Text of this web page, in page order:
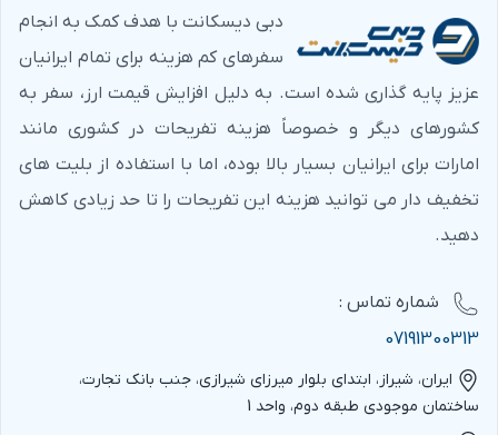
دبی دیسکانت با هدف کمک به انجام
سفرهای کم هزینه برای تمام ایرانیان
عزیز پایه گذاری شده است. به دلیل افزایش قیمت ارز، سفر به
کشورهای دیگر و خصوصاً هزینه تفریحات در کشوری مانند
امارات برای ایرانیان بسیار بالا بوده، اما با استفاده از بلیت های
تخفیف دار می توانید هزینه این تفریحات را تا حد زیادی کاهش
دهید.
شماره‌ تماس :
07191300313
ایران، شیراز، ابتدای بلوار میرزای شیرازی، جنب بانک تجارت،
ساختمان موجودی طبقه دوم، واحد 1